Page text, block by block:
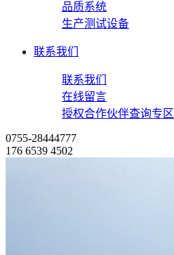
品质系统
生产测试设备
联系我们
联系我们
在线留言
授权合作伙伴查询专区
0755-28444777
176 6539 4502